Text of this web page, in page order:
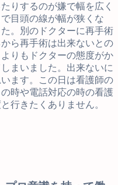
りするのが嫌で幅を広く
目頭の線が幅が狭くな
。別のドクターに再手術
ら再手術は出来ないとの
りもドクターの態度がか
まいました。出来ないに
ます。この日は看護師の
時や電話対応の時の看護
行きたくありません。